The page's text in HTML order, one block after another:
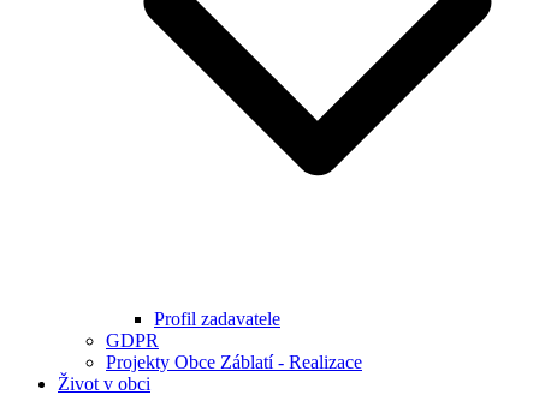
Profil zadavatele
GDPR
Projekty Obce Záblatí - Realizace
Život v obci